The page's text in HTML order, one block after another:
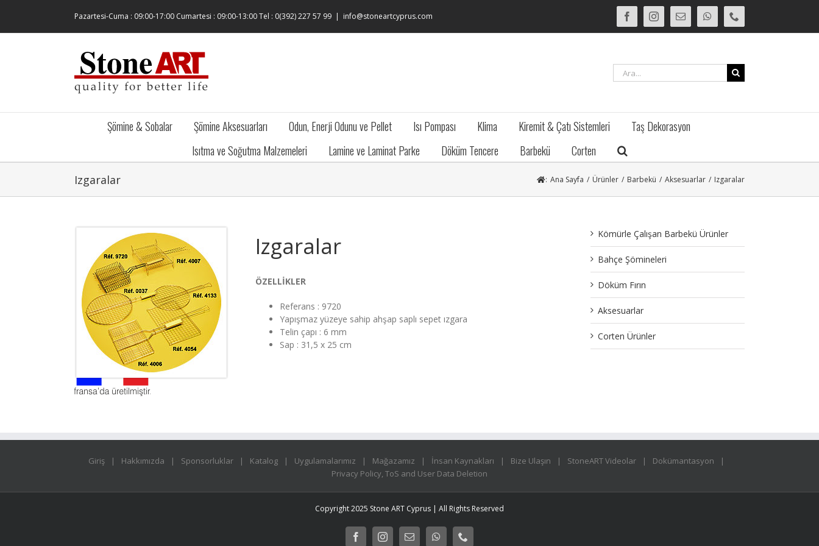
content
Pazartesi-Cuma : 09:00-17:00 Cumartesi : 09:00-13:00 Tel : 0(392) 227 57 99 | info@stoneartcyprus.com FacebookInstagram
E-
posta
WhatsApp
Ara:
Şömine & Sobalar Şömine Aksesuarları Odun, Enerji Odunu ve Pellet Isı Pompası Klima Kiremit & Çatı Sistemleri
Taş Dekorasyon
Isıtma ve Soğutma Malzemeleri
Lamine ve Laminat Parke Döküm Tencere Barbekü Corten
Izgaralar : Ana Sayfa / Ürünler / Barbekü / Aksesuarlar / Izgaralar
Izgaralar
ÖZELLİKLER
Referans : 9720
Yapışmaz yüzeye sahip ahşap saplı sepet ızgara
Telin çapı : 6 mm
Sap : 31,5 x 25 cm
Kömürle Çalışan Barbekü Ürünler
Bahçe Şömineleri
Döküm Fırın
Aksesuarlar
Corten Ürünler
Giriş Hakkımızda Sponsorluklar Katalog Uygulamalarımız Mağazamız İnsan Kaynakları Bize Ulaşın StoneART Videolar
Dokümantasyon
Privacy Policy, ToS and User Data Deletion
Copyright 2025 Stone ART Cyprus | All Rights Reserved
FacebookInstagram
E-
WhatsApp